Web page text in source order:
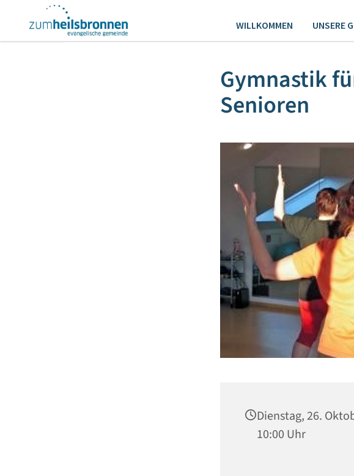
WILLKOMMEN UNSERE
Gymnastik
Senioren
Dienstag, 26.
10:00 Uhr